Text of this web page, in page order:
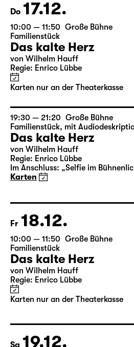
Karten nur an der Theaterkasse
Do 17.12.
10:00 — 11:50
Große Bühne
Familienstück
Das kalte Herz
Regie: Enrico Lübbe
Karten nur an der Theaterkasse
19:30 — 21:20 Große Bühne
Familienstück
mit
Das kalte Herz
Im Anschluss: „Selfie im
Karten
Fr 18.12.
10:00 — 11:50
Große Bühne
Familienstück
Das kalte Herz
Karten nur an der Theaterkasse